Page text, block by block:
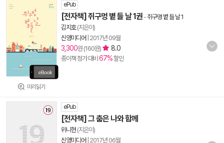
미리읽기
ePub
[전자책] 쥐구멍 볕 들 날 1권 -쥐구멍 볕 들 날 1
김지호(지은이)
신영미디어 2017년 09월
3,300원 (160원) 8.0
종이책 정가 대비 67%할인
ePub
[전자책] 그 춤은 나와 함께
위니현 (지은이)
신영미디어 2017년 06월